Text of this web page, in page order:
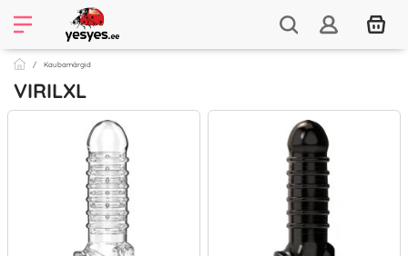
Kaubamärgid
VIRILXL